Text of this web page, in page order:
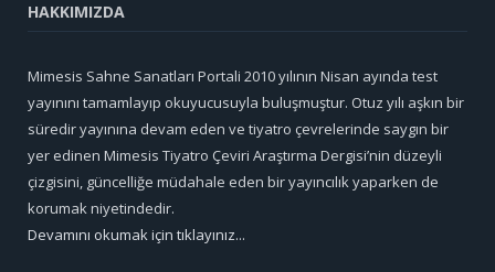
HAKKIMIZDA
Mimesis Sahne Sanatları Portali 2010 yılının Nisan ayında test
yayınını tamamlayıp okuyucusuyla buluşmuştur. Otuz yılı aşkın bir
süredir yayınına devam eden ve tiyatro çevrelerinde saygın bir
yer edinen Mimesis Tiyatro Çeviri Araştırma Dergisi’nin düzeyli
çizgisini, güncelliğe müdahale eden bir yayıncılık yaparken de
korumak niyetindedir.
Devamını okumak için tıklayınız...